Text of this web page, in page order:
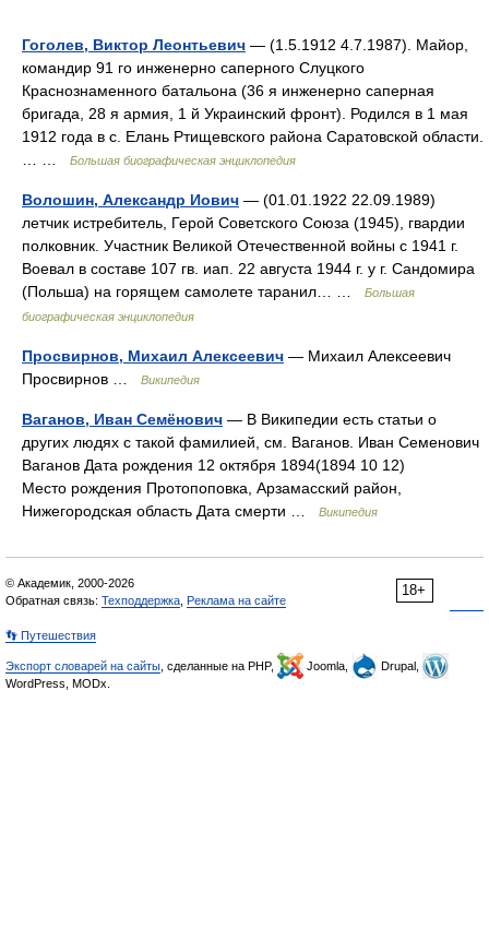
Гоголев, Виктор Леонтьевич — (1.5.1912 4.7.1987). Майор,
командир 91 го инженерно саперного Слуцкого
Краснознаменного батальона (36 я инженерно саперная
бригада, 28 я армия, 1 й Украинский фронт). Родился в 1 мая
1912 года в с. Елань Ртищевского района Саратовской области.
Большая биографическая энциклопедия
Волошин, Александр Иович — (01.01.1922 22.09.1989)
летчик истребитель, Герой Советского Союза (1945), гвардии
полковник. Участник Великой Отечественной войны с 1941 г.
Воевал в составе 107 гв. иап. 22 августа 1944 г. у г. Сандомира
(Польша) на горящем самолете таранил… …
Большая
биографическая энциклопедия
Просвирнов, Михаил Алексеевич — Михаил Алексеевич
Просвирнов …
Википедия
Ваганов, Иван Семёнович — В Википедии есть статьи о
других людях с такой фамилией, см. Ваганов. Иван Семенович
Ваганов Дата рождения 12 октября 1894(1894 10 12)
Место рождения Протопоповка, Арзамасский район,
Нижегородская область Дата смерти …
Википедия
18+
© Академик, 2000-2026
Обратная связь: Техподдержка Реклама на сайте
👣 Путешествия
Экспорт словарей на сайты , сделанные на PHP, Joomla,
Drupal,
WordPress, MODx.